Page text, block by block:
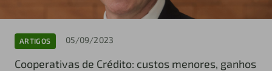
ARTIGOS 05/09/2023
Cooperativas de Crédito: custos menores, ganhos